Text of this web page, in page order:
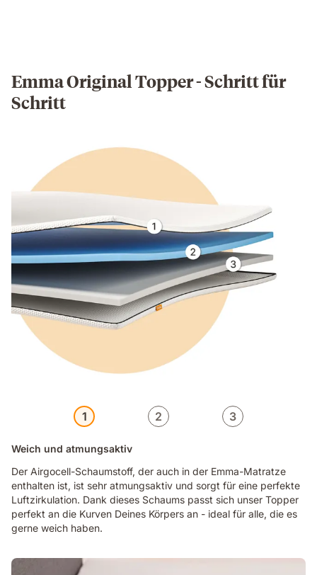
Emma Original Topper - Schritt für
Schritt
1 2 3
Weich und atmungsaktiv
Der Airgocell-Schaumstoff, der auch in der Emma-Matratze
enthalten ist, ist sehr atmungsaktiv und sorgt für eine perfekte
Luftzirkulation. Dank dieses Schaums passt sich unser Topper
perfekt an die Kurven Deines Körpers an - ideal für alle, die es
gerne weich haben.